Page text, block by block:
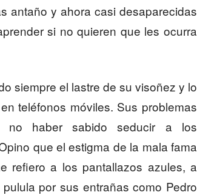
antaño y ahora casi desaparecidas
si no quieren que les ocurra
siempre el lastre de su visoñez y lo
teléfonos móviles. Sus problemas
no haber sabido seducir a los
que el estigma de la mala fama
refiero a los pantallazos azules, a
por sus entrañas como Pedro